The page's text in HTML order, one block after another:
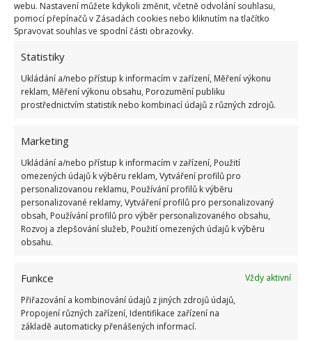
webu. Nastavení můžete kdykoli změnit, včetně odvolání souhlasu,
pomocí přepínačů v Zásadách cookies nebo kliknutím na tlačítko
Spravovat souhlas ve spodní části obrazovky.
Statistiky
Ukládání a/nebo přístup k informacím v zařízení, Měření výkonu
reklam, Měření výkonu obsahu, Porozumění publiku
prostřednictvím statistik nebo kombinací údajů z různých zdrojů.
Marketing
Ukládání a/nebo přístup k informacím v zařízení, Použití
omezených údajů k výběru reklam, Vytváření profilů pro
personalizovanou reklamu, Používání profilů k výběru
personalizované reklamy, Vytváření profilů pro personalizovaný
obsah, Používání profilů pro výběr personalizovaného obsahu,
Rozvoj a zlepšování služeb, Použití omezených údajů k výběru
obsahu.
Funkce
Vždy aktivní
Přiřazování a kombinování údajů z jiných zdrojů údajů,
Propojení různých zařízení, Identifikace zařízení na
základě automaticky přenášených informací.
Fotografie: Unsplash
Aby nám trávník vydržel co nejdéle, vyplatí se
investovat čas i peníze do jeho pravidelné výživy.
Dobré hnojivo pro trávník obsahuje dusík, fosfor a
draslík. Dusík je vhodný pro podporu rychlého růstu,
fosfor nám zajistí správný vývoj kořenů a draslík
okolí. Pokud během jara dochází k silným dešťům,
není nutné se již více starat o zavlažování.
K otestování nám stačí do země píchnout. Pokud je